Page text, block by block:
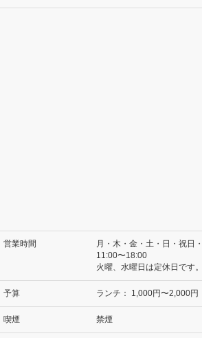
営業時間
月・木・金・土・日・祝日
11:00〜18:00
火曜、水曜日は定休日です。
予算 ランチ： 1,000円〜2,000円
喫煙 禁煙